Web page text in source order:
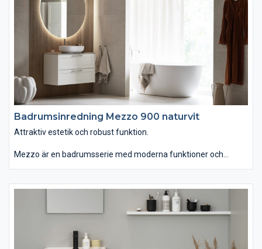
som kombinerar attraktiv estetik med robust funktion.
Badrumsinredning Mezzo 900 naturvit
Attraktiv estetik och robust funktion.
Mezzo är en badrumsserie med moderna funktioner och
än vanligt. Om du istället väljer det ovanpåliggande tvättstället
Soprano i det stenliknande, slitstarka och lättskötta materialet
Solid Surface får serien ett annat uttryck. Kommoden finns
som kombinerar attraktiv estetik med robust funktion.